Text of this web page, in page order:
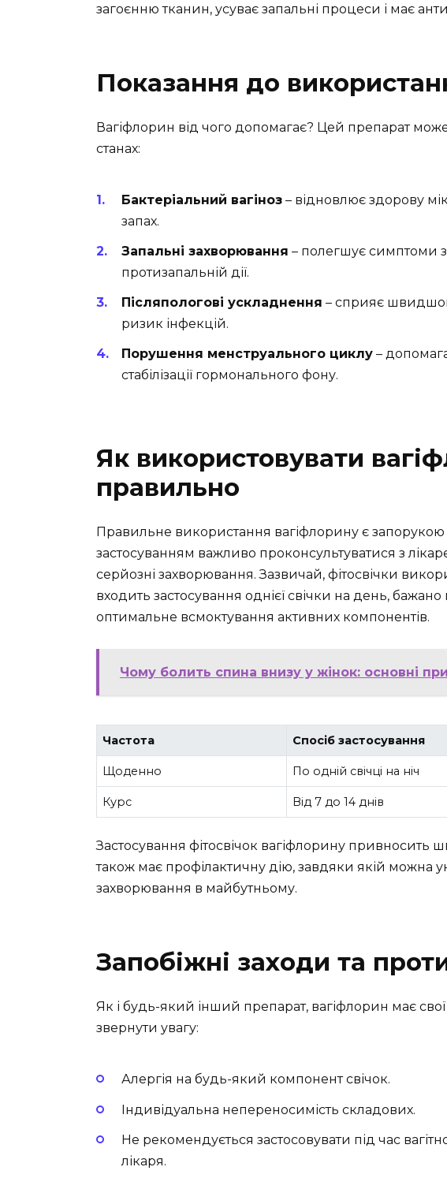
загоєнню тканин, усуває запальні процеси і має
Показання до
Вагіфлорин від чого допомагає? Цей препарат
станах:
Бактеріальний вагіноз – відновлює здорову
запах.
Запальні захворювання – полегшує симптоми
протизапальній дії.
Післяпологові ускладнення – сприяє
ризик інфекцій.
Порушення менструального циклу –
стабілізації гормонального фону.
Як використовувати
правильно
Правильне використання вагіфлорину є запорукою
застосуванням важливо проконсультуватися з
серйозні захворювання. Зазвичай, фітосвічки
входить застосування однієї свічки на день,
оптимальне всмоктування активних компонентів.
Чому болить спина внизу у жінок: основні
Частота Спосіб застосування
Щоденно По одній свічці на ніч
Курс Від 7 до 14 днів
Застосування фітосвічок вагіфлорину
також має профілактичну дію, завдяки якій можна
захворювання в майбутньому.
Запобіжні заходи та
Як і будь-який інший препарат, вагіфлорин має
звернути увагу:
Алергія на будь-який компонент свічок.
Індивідуальна непереносимість складових.
Не рекомендується застосовувати під час
лікаря.